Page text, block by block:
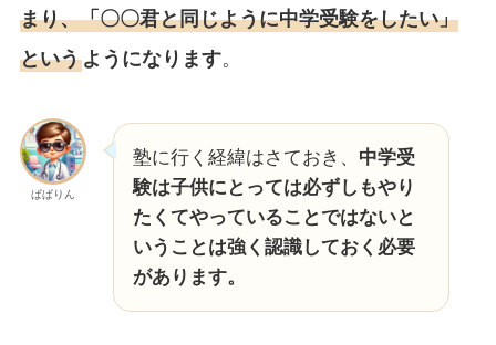
まり、「〇〇君と同じように中学受験をしたい」
というようになります。
ぱぱりん
塾に行く経緯はさておき、 中学受
験は子供にとっては必ずしもやり
たくてやっていることではないと
いうことは強く認識しておく必要
があります。